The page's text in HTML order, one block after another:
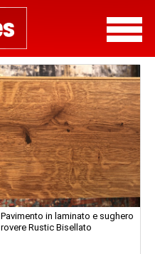
Pavimento in laminato e sughero
rovere Rustic Bisellato